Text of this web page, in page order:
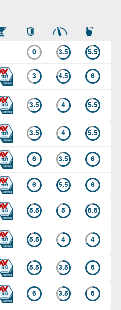
0 3.5 5.5
3 4.5 6
3.5 4 5.5
3.5 4 5.5
6 3.5 6
6 5.5 6
5.5 5 5.5
5.5 4 4
5.5 3.5 6
6 3.5 5